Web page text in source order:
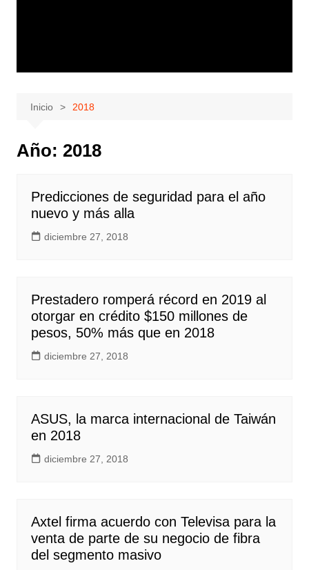
Inicio 2018
Año: 2018
Predicciones de seguridad para el año
nuevo y más alla
diciembre 27, 2018
Prestadero romperá récord en 2019 al
otorgar en crédito $150 millones de
pesos, 50% más que en 2018
diciembre 27, 2018
ASUS, la marca internacional de Taiwán
en 2018
diciembre 27, 2018
Axtel firma acuerdo con Televisa para la
venta de parte de su negocio de fibra
del segmento masivo